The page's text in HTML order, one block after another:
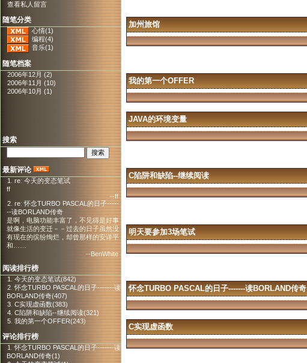
查看私人留言
随笔分类
心情(1)
编程(4)
音乐(1)
随笔档案
2006年12月 (2)
2006年11月 (10)
2006年10月 (1)
搜索
最新评论
1. re: 今天的变态笔试
ff
--ff
2. re: 怀念TURBO PASCAL的日子-----
--读BORLAND传奇
是啊，电脑功能丰富了，不见得是好事
就像生活的变迁－－过去的日子虽然没
有现在的缤纷绚烂，却曾那样的安详平
和……
--BenWhite
阅读排行榜
1. 今天的变态笔试(842)
2. 怀念TURBO PASCAL的日子-------读
BORLAND传奇(407)
3. C实现虚函数(383)
4. C陷阱和缺陷--继续阅读(321)
5. 我的第一个OFFER(243)
评论排行榜
1. 怀念TURBO PASCAL的日子-------读
BORLAND传奇(1)
加州旅馆
我的第一个OFFER
JAVA的环境变量
C陷阱和缺陷--继续阅读
明天要参加3场笔试
怀念TURBO PASCAL的日子-------读BORLAND传奇
C实现虚函数